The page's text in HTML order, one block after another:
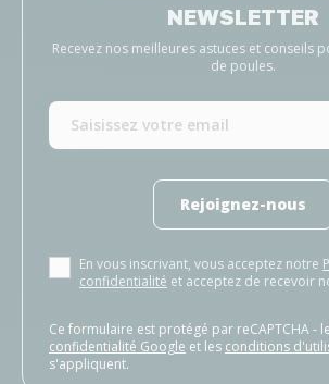
NEWSLETTER
Recevez nos meilleures astuces et conseils
de poules.
Rejoignez-nous
En vous inscrivant, vous acceptez notre
confidentialité et acceptez de recevoir
Ce formulaire est protégé par reCAPTCHA -
confidentialité Google et les conditions
s'appliquent.